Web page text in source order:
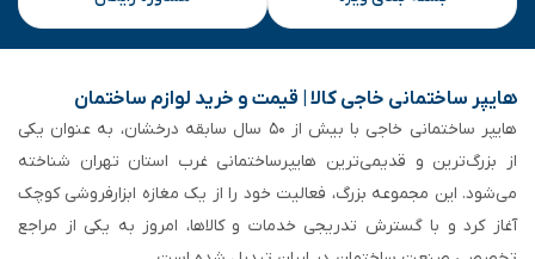
هایپر ساختمانی خاجی‌ کالا | قیمت و خرید لوازم ساختمان
هایپر ساختمانی خاجی‌ با بیش از ۵۰ سال سابقه‌ درخشان، به عنوان یکی
از بزرگ‌ترین و قدیمی‌ترین هایپرساختمانی‌ غرب استان تهران شناخته
می‌شود. این مجموعه بزرگ، فعالیت خود را از یک مغازه ابزارفروشی کوچک
آغاز کرد و با گسترش تدریجی خدمات و کالاها، امروز به یکی از مراجع